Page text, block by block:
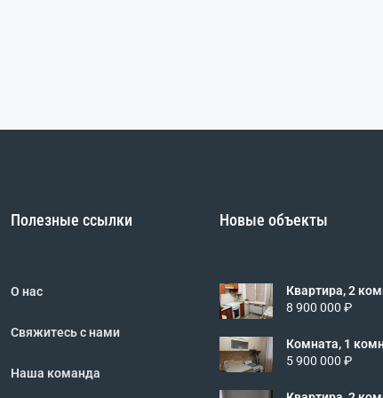
Полезные ссылки
О нас
Свяжитесь с нами
Наша команда
Новые объекты
Квартира, 2
1/5 эт., код:
8 900 000 ₽
Комната, 1
5/5 эт., код:
5 900 000 ₽